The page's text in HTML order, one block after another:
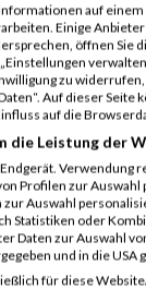
auf einem
Einige
öffnen Sie
zu
Auf dieser
auf die
Leistung der
Verwendung
Profilen zur
Auswahl
Statistiken oder
Daten zur Auswahl
und in die USA
für diese